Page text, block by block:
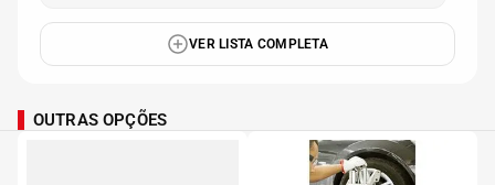
VER LISTA COMPLETA
OUTRAS OPÇÕES